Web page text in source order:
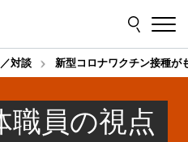
対談 新型コロナワクチン接種が
職員の視点